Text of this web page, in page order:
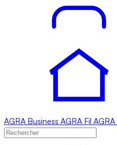
AGRA Business AGRA Fil AGRA